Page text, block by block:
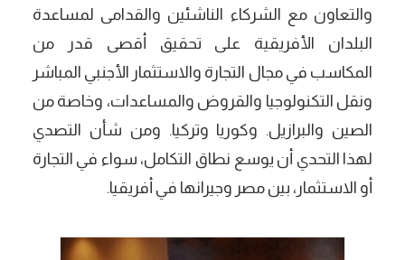
والتعاون مع الشركاء الناشئين والقدامى لمساعدة
البلدان الأفريقية على تحقيق أقصى قدر من
المكاسب في مجال التجارة والاستثمار الأجنبي المباشر
ونقل التكنولوجيا والقروض والمساعدات، وخاصة من
الصين والبرازيل. وكوريا وتركيا. ومن شأن التصدي
لهذا التحدي أن يوسع نطاق التكامل، سواء في التجارة
أو الاستثمار، بين مصر وجيرانها في أفريقيا.